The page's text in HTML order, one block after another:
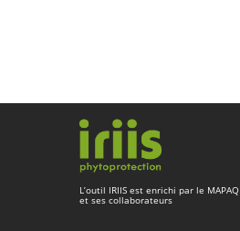
L’outil IRIIS est enrichi par le MAPAQ
et ses collaborateurs